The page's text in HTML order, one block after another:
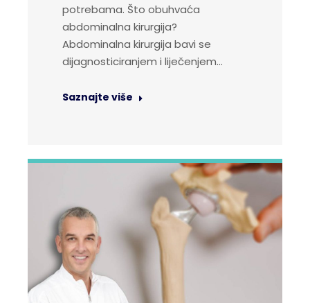
potrebama. Što obuhvaća
abdominalna kirurgija?
Abdominalna kirurgija bavi se
dijagnosticiranjem i liječenjem…
Saznajte više